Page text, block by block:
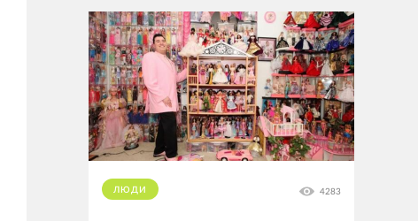
ЛЮДИ 4283